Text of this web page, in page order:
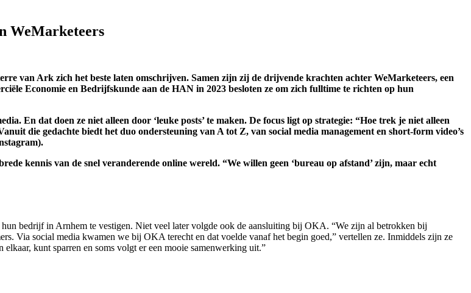
WeMarketeers
van Ark zich het beste laten omschrijven. Samen zijn zij de drijvende krachten achter WeMarketeers, een
Economie en Bedrijfskunde aan de HAN in 2023 besloten ze om zich fulltime te richten op hun
En dat doen ze niet alleen door ‘leuke posts’ te maken. De focus ligt op strategie: “Hoe trek je niet alleen
die gedachte biedt het duo ondersteuning van A tot Z, van social media management en short-form video’s
kennis van de snel veranderende online wereld. “We willen geen ‘bureau op afstand’ zijn, maar echt
bedrijf in Arnhem te vestigen. Niet veel later volgde ook de aansluiting bij OKA. “We zijn al betrokken bij
Via social media kwamen we bij OKA terecht en dat voelde vanaf het begin goed,” vertellen ze. Inmiddels zijn ze
kunt sparren en soms volgt er een mooie samenwerking uit.”